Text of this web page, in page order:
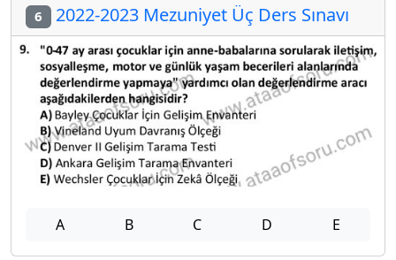
6 2022-2023 Mezuniyet Üç Ders Sınavı
A B C D E